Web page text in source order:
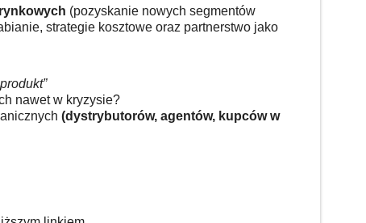
(pozyskanie nowych segmentów
strategie kosztowe oraz partnerstwo jako
nawet w kryzysie?
(dystrybutorów, agentów, kupców w